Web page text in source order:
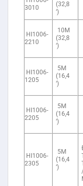
3010
(32,8
‘)
HI1006-
2210
10M
(32,8
‘)
HI1006-
1205
5M
(16,4
‘)
HI1006-
2205
5M
(16,4
‘)
HI1006-
2305
5M
(16,4
‘)